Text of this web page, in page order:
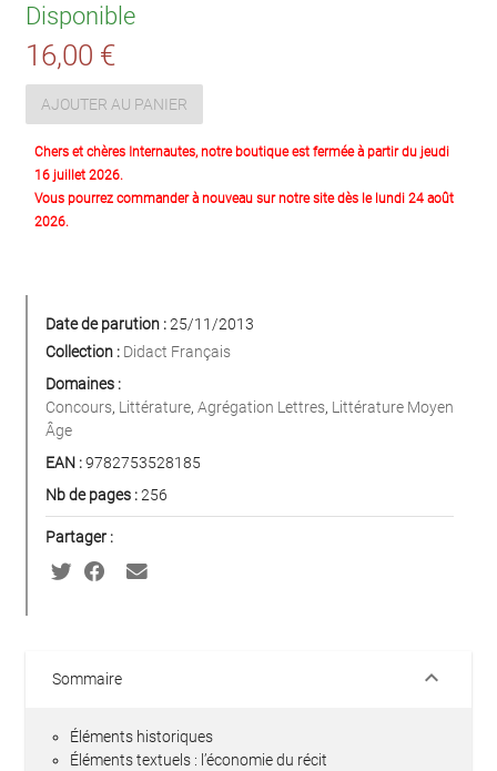
Disponible
16,00 €
AJOUTER AU PANIER
Chers et chères Internautes, notre boutique est fermée à partir du jeudi
16 juillet 2026.
Vous pourrez commander à nouveau sur notre site dès le lundi 24 août
2026.
Date de parution :25/11/2013
Collection : Didact Français
Domaines :
Concours, Littérature, Agrégation Lettres, Littérature Moyen
Âge
EAN :9782753528185
Nb de pages :256
Partager :
Sommaire keyboard_arrow_down
Éléments historiques
Éléments textuels : l’économie du récit